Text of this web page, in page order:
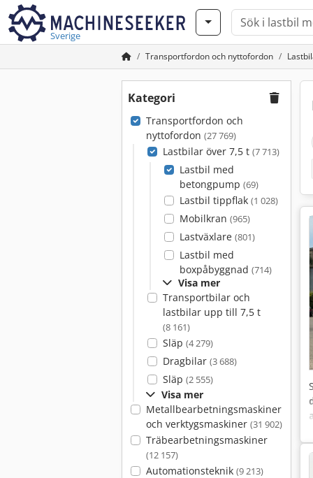
Sverige
Transportfordon och nyttofordon
Kategori
Transportfordon och
nyttofordon (27 769)
Lastbilar över 7,5 t (7 713)
Lastbil med
betongpump (69)
Lastbil tippflak (1 028)
Mobilkran (965)
Lastväxlare (801)
Lastbil med
boxpåbyggnad (714)
Visa mer
Transportbilar och
lastbilar upp till 7,5 t
(8 161)
Släp (4 279)
Dragbilar (3 688)
Släp (2 555)
Visa mer
Metallbearbetningsmaskiner
och verktygsmaskiner (31 902)
Träbearbetningsmaskiner
(12 157)
Automationsteknik (9 213)